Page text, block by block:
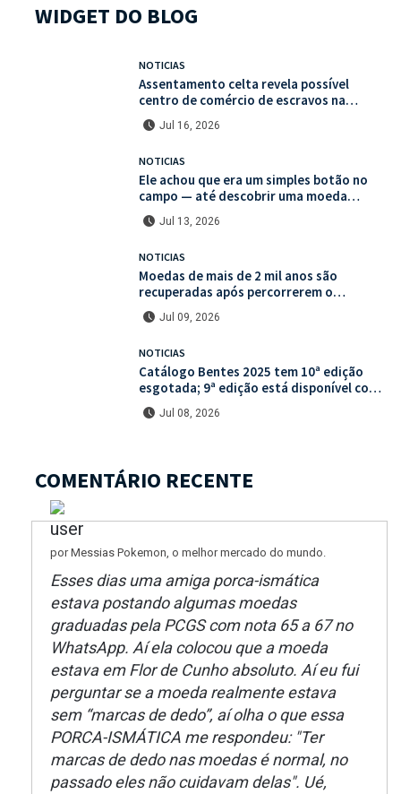
WIDGET DO BLOG
NOTICIAS
Assentamento celta revela possível
centro de comércio de escravos na
França
Jul 16, 2026
NOTICIAS
Ele achou que era um simples botão no
campo — até descobrir uma moeda
medieval de valor histórico incalculável
Jul 13, 2026
NOTICIAS
Moedas de mais de 2 mil anos são
recuperadas após percorrerem o
mercado ilegal de antiguidades
Jul 09, 2026
NOTICIAS
Catálogo Bentes 2025 tem 10ª edição
esgotada; 9ª edição está disponível com
mais de 30% de desconto na unidade
Jul 08, 2026
COMENTÁRIO RECENTE
por Messias Pokemon, o melhor mercado do mundo.
Esses dias uma amiga porca-ismática
estava postando algumas moedas
graduadas pela PCGS com nota 65 a 67 no
WhatsApp. Aí ela colocou que a moeda
estava em Flor de Cunho absoluto. Aí eu fui
perguntar se a moeda realmente estava
sem “marcas de dedo”, aí olha o que essa
PORCA-ISMÁTICA me respondeu: "Ter
marcas de dedo nas moedas é normal, no
passado eles não cuidavam delas". Ué,